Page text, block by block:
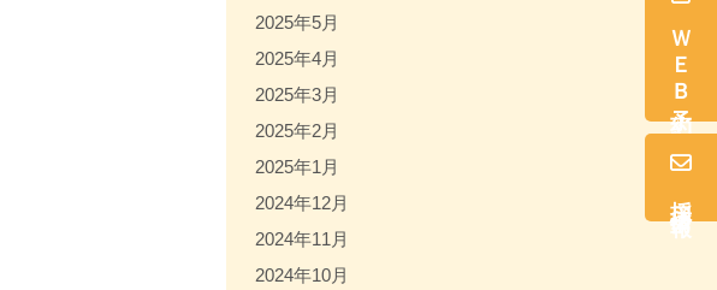
ＷＥＢ予約
2025年5月
2025年4月
2025年3月
2025年2月
2025年1月
2024年12月
2024年11月
2024年10月